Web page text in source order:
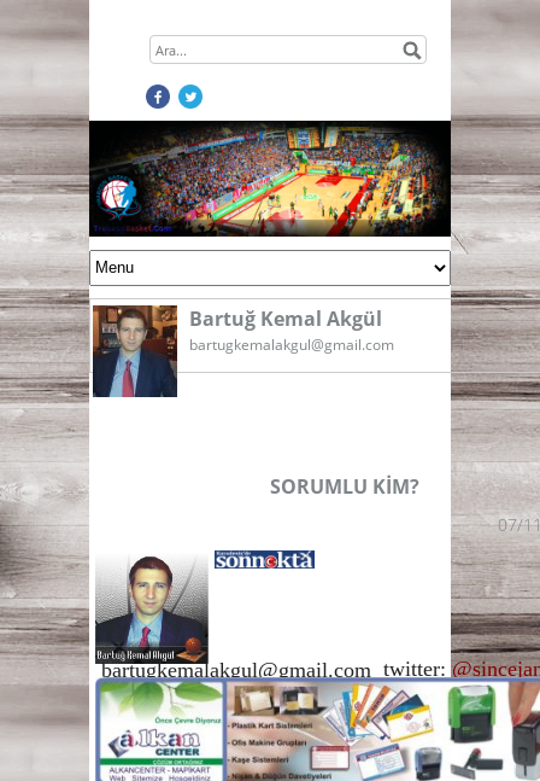
Bartuğ Kemal Akgül
bartugkemalakgul@gmail.com
SORUMLU KİM?
07/
bartugkemalakgul@gmail.com twitter: @